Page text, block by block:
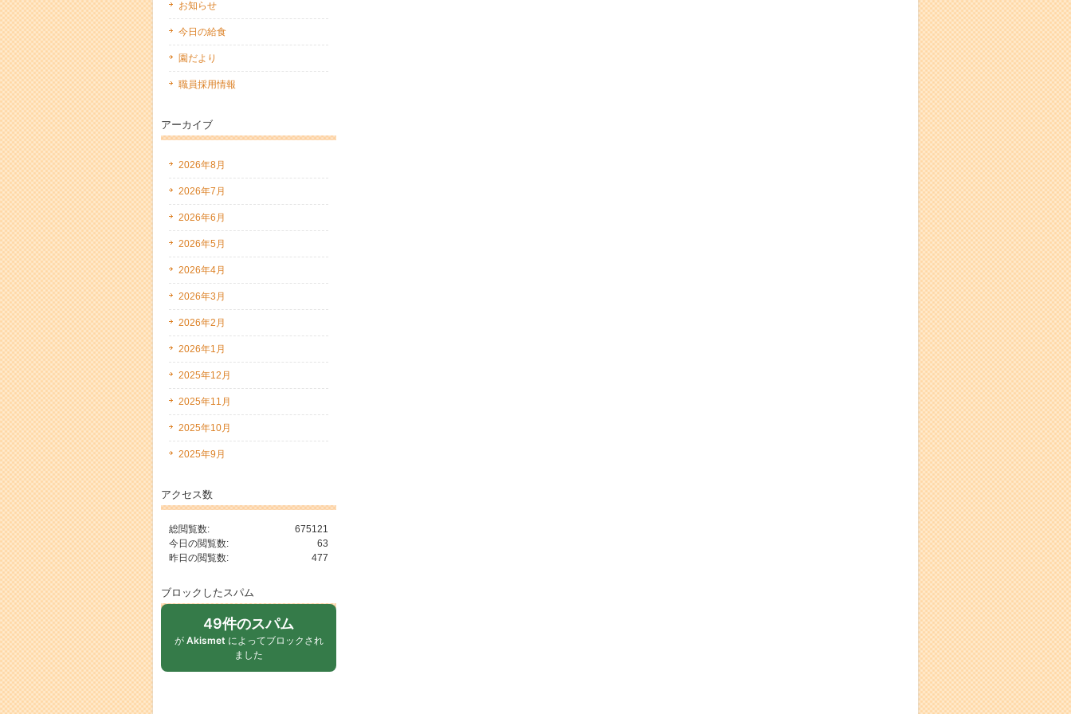
お知らせ
今日の給食
園だより
職員採用情報
アーカイブ
2026年8月
2026年7月
2026年6月
2026年5月
2026年4月
2026年3月
2026年2月
2026年1月
2025年12月
2025年11月
2025年10月
2025年9月
アクセス数
675121
総閲覧数:
63
今日の閲覧数:
477
昨日の閲覧数:
ブロックしたスパム
49件のスパム
が Akismet によってブロックされ
ました